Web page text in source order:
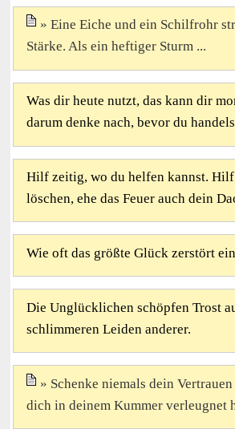
Eine Eiche und ein Schilfrohr
Stärke. Als ein heftiger Sturm ...
Was dir heute nutzt, das kann dir
darum denke nach, bevor du
Hilf zeitig, wo du helfen kannst. Hilf
löschen, ehe das Feuer auch dein
Wie oft das größte Glück zerstört
Die Unglücklichen schöpfen Trost
schlimmeren Leiden anderer.
Schenke niemals dein
dich in deinem Kummer